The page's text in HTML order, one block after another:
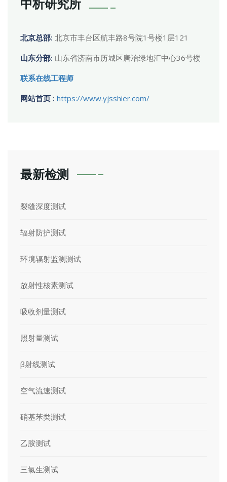
中析研究所
北京总部: 北京市丰台区航丰路8号院1号楼1层121
山东分部: 山东省济南市历城区唐冶绿地汇中心36号楼
联系在线工程师
网站首页 : https://www.yjsshier.com/
最新检测
裂缝深度测试
辐射防护测试
环境辐射监测测试
放射性核素测试
吸收剂量测试
照射量测试
β射线测试
空气流速测试
硝基苯类测试
乙胺测试
三氯生测试